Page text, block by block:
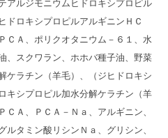
アルジモニウムヒドロキシプロピル
ドロキシプロピルアルギニンＨＣ
ＣＡ、ポリクオタニウム－６１、水
、スクワラン、ホホバ種子油、野菜
ケラチン（羊毛）、（ジヒドロキシ
キシプロピル加水分解ケラチン（羊
Ａ、ＰＣＡ－Ｎａ、アルギニン、
タミン酸リシンＮａ、グリシン、